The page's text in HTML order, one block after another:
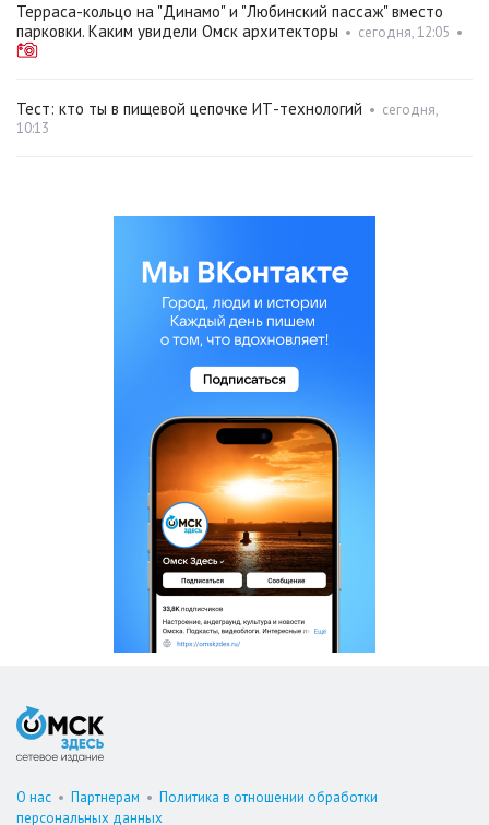
Терраса-кольцо на "Динамо" и "Любинский пассаж" вместо
парковки. Каким увидели Омск архитекторы • сегодня, 12:05 •
Тест: кто ты в пищевой цепочке ИТ-технологий • сегодня,
10:13
О нас • Партнерам • Политика в отношении обработки
персональных данных